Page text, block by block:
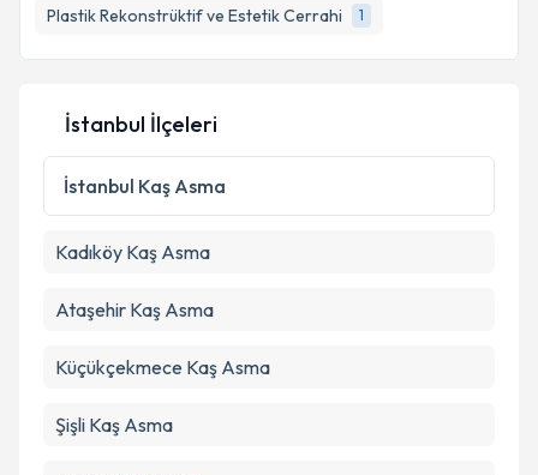
Plastik Rekonstrüktif ve Estetik Cerrahi
1
Kişisel verilerimin işlenmesine ilişkinAydınlatma
Metni
'ni okudum ve kişisel verilerimin belirtilen
kapsamda işlenmesini kabul ediyorum.
İstanbul İlçeleri
İstanbul Kaş Asma
Kadıköy Kaş Asma
Ataşehir Kaş Asma
Küçükçekmece Kaş Asma
Şişli Kaş Asma